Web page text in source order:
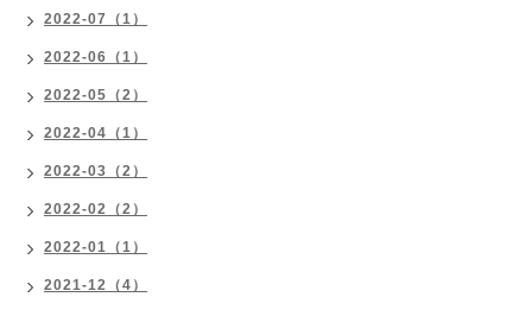
2022-07（1）
2022-06（1）
2022-05（2）
2022-04（1）
2022-03（2）
2022-02（2）
2022-01（1）
2021-12（4）